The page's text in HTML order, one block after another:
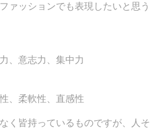
ァッションでも表現したいと思う
、意志力、集中力
、柔軟性、直感性
く皆持っているものですが、人そ